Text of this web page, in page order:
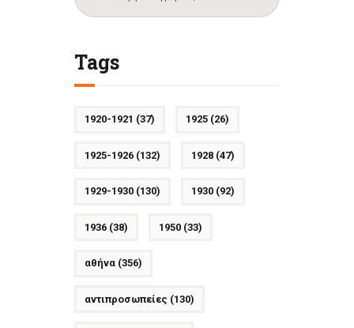
Tags
1920-1921 (37) 1925(26)
1925-1926(132) 1928(47)
1929-1930(130) 1930(92)
1936(38) 1950(33)
αθήνα(356)
αντιπροσωπείες (130)